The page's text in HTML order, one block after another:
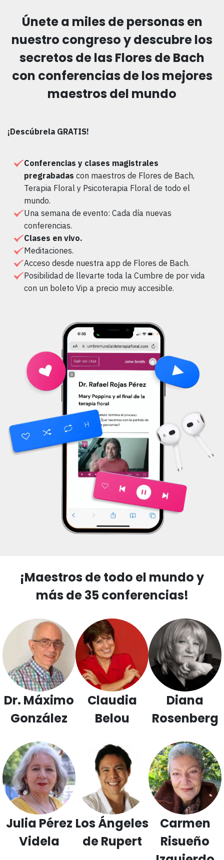
Únete a miles de personas en
nuestro congreso y descubre los
secretos de las Flores de Bach
con conferencias de los mejores
maestros del mundo
¡Descúbrela GRATIS!
Conferencias y clases magistrales
pregrabadascon maestros de Flores de Bach,
Terapia Floral y Psicoterapia Floral de todo el
mundo.
Una semana de evento: Cada día nuevas
conferencias.
Clases en vivo.
Meditaciones.
Acceso desde nuestra app de Flores de Bach.
Posibilidad de llevarte toda la Cumbre de por vida
con un boleto Vip a precio muy accesible.
¡Maestros de todo el mundo y
más de 35 conferencias!
Dr. Máximo
González
Claudia
Belou
Diana
Rosenberg
Julia Pérez
Videla
Los Ángeles
de Rupert
Carmen
Risueño